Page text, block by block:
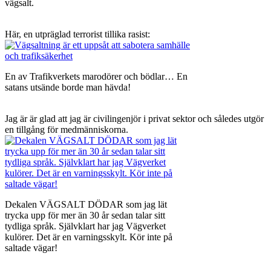
vägsalt.
Här, en utpräglad terrorist tillika rasist:
En av Trafikverkets marodörer och bödlar… En
satans utsände borde man hävda!
Jag är är glad att jag är civilingenjör i privat sektor och således utgör
en tillgång för medmänniskorna.
Dekalen VÄGSALT DÖDAR som jag lät
trycka upp för mer än 30 år sedan talar sitt
tydliga språk. Självklart har jag Vägverket
kulörer. Det är en varningsskylt. Kör inte på
saltade vägar!